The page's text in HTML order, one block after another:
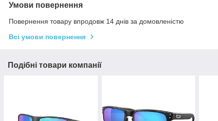
Умови повернення
Повернення товару впродовж 14 днів за домовленістю
Всі умови повернення
Подібні товари компанії